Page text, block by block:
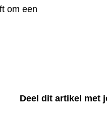
om een
Deel dit artikel met